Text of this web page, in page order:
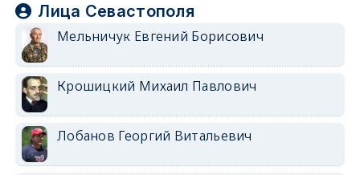
Лица Севастополя
Мельничук Евгений Борисович
Крошицкий Михаил Павлович
Лобанов Георгий Витальевич